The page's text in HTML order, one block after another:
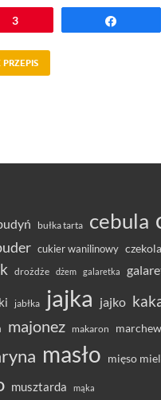
3
bułka tarta cebula
cukier wanilinowy
drożdże dżem galaretka
jabłka jajka jajko
majonez makaron
masło mięso
musztarda mąka